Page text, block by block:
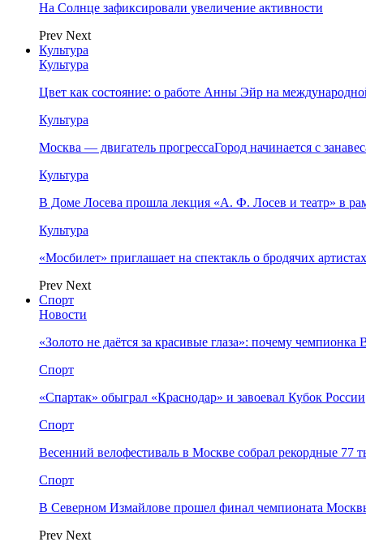
На Солнце зафиксировали увеличение активности
Prev Next
Культура
Культура
Цвет как состояние: о работе Анны Эйр на
Культура
Москва — двигатель прогрессаГород начинается с
Культура
В Доме Лосева прошла лекция «А. Ф. Лосев и театр» в
Культура
«Мосбилет» приглашает на спектакль о бродячих
Prev Next
Спорт
Новости
«Золото не даётся за красивые глаза»: почему
Спорт
«Спартак» обыграл «Краснодар» и завоевал Кубок России
Спорт
Весенний велофестиваль в Москве собрал рекордные 77
Спорт
В Северном Измайлове прошел финал чемпионата
Prev Next